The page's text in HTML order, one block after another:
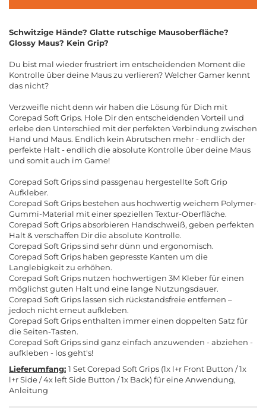
Schwitzige Hände? Glatte rutschige Mausoberfläche?
Glossy Maus? Kein Grip?
Du bist mal wieder frustriert im entscheidenden Moment die
Kontrolle über deine Maus zu verlieren? Welcher Gamer kennt
das nicht?
Verzweifle nicht denn wir haben die Lösung für Dich mit
Corepad Soft Grips. Hole Dir den entscheidenden Vorteil und
erlebe den Unterschied mit der perfekten Verbindung zwischen
Hand und Maus. Endlich kein Abrutschen mehr - endlich der
perfekte Halt - endlich die absolute Kontrolle über deine Maus
und somit auch im Game!
Corepad Soft Grips sind passgenau hergestellte Soft Grip
Aufkleber.
Corepad Soft Grips bestehen aus hochwertig weichem Polymer-
Gummi-Material mit einer speziellen Textur-Oberfläche.
Corepad Soft Grips absorbieren Handschweiß, geben perfekten
Halt & verschaffen Dir die absolute Kontrolle.
Corepad Soft Grips sind sehr dünn und ergonomisch.
Corepad Soft Grips haben gepresste Kanten um die
Langlebigkeit zu erhöhen.
Corepad Soft Grips nutzen hochwertigen 3M Kleber für einen
möglichst guten Halt und eine lange Nutzungsdauer.
Corepad Soft Grips lassen sich rückstandsfreie entfernen –
jedoch nicht erneut aufkleben.
Corepad Soft Grips enthalten immer einen doppelten Satz für
die Seiten-Tasten.
Corepad Soft Grips sind ganz einfach anzuwenden - abziehen -
aufkleben - los geht's!
Lieferumfang: 1 Set Corepad Soft Grips (1x l+r Front Button / 1x
l+r Side / 4x left Side Button / 1x Back) für eine Anwendung,
Anleitung